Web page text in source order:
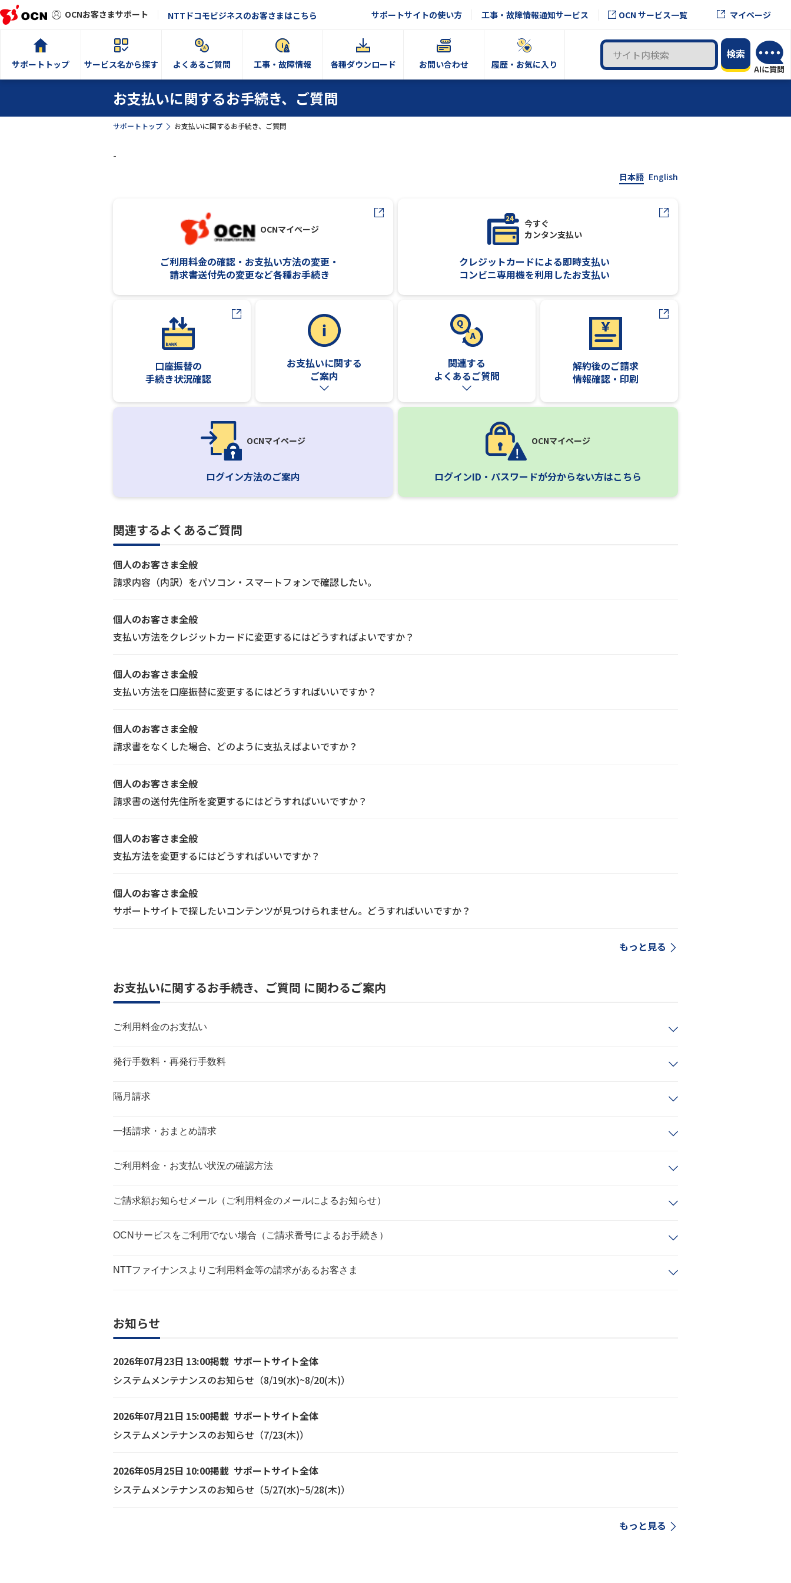
OCNお客さまサポート NTTドコモビジネスのお客さまはこちら サポートサイトの使い方 工事・故障情報通知サービス OCN サービス一覧 マイページ
サポートトップ サービス名から探す よくあるご質問 工事・故障情報 各種ダウンロード お問い合わせ 履歴・お気に入り
お支払いに関するお手続き、ご質問
サポートトップ お支払いに関するお手続き、ご質問
-
日本語 English
OCNマイページ
ご利用料金の確認・お支払い方法の変更・
請求書送付先の変更など各種お手続き
今すぐ
カンタン支払い
クレジットカードによる即時支払い
コンビニ専用機を利用したお支払い
口座振替の
手続き状況確認
お支払いに関する
ご案内
関連する
よくあるご質問
解約後のご請求
情報確認・印刷
OCNマイページ
ログイン方法のご案内
OCNマイページ
ログインID・パスワードが分からない方はこちら
関連するよくあるご質問
個人のお客さま全般
請求内容（内訳）をパソコン・スマートフォンで確認したい。
個人のお客さま全般
支払い方法をクレジットカードに変更するにはどうすればよいですか？
個人のお客さま全般
支払い方法を口座振替に変更するにはどうすればいいですか？
個人のお客さま全般
請求書をなくした場合、どのように支払えばよいですか？
個人のお客さま全般
請求書の送付先住所を変更するにはどうすればいいですか？
個人のお客さま全般
支払方法を変更するにはどうすればいいですか？
個人のお客さま全般
サポートサイトで探したいコンテンツが見つけられません。どうすればいいですか？
もっと見る
お支払いに関するお手続き、ご質問 に関わるご案内
ご利用料金のお支払い
発行手数料・再発行手数料
隔月請求
一括請求・おまとめ請求
ご利用料金・お支払い状況の確認方法
ご請求額お知らせメール（ご利用料金のメールによるお知らせ）
OCNサービスをご利用でない場合（ご請求番号によるお手続き）
NTTファイナンスよりご利用料金等の請求があるお客さま
お知らせ
2026年07月23日 13:00掲載 サポートサイト全体
システムメンテナンスのお知らせ（8/19(水)~8/20(木)）
2026年07月21日 15:00掲載 サポートサイト全体
システムメンテナンスのお知らせ（7/23(木)）
2026年05月25日 10:00掲載 サポートサイト全体
システムメンテナンスのお知らせ（5/27(水)~5/28(木)）
もっと見る